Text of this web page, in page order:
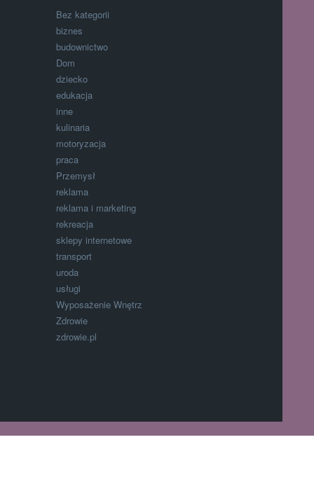
Bez kategorii
biznes
budownictwo
Dom
dziecko
edukacja
inne
kulinaria
motoryzacja
praca
Przemysł
reklama
reklama i marketing
rekreacja
sklepy internetowe
transport
uroda
usługi
Wyposażenie Wnętrz
Zdrowie
zdrowie.pl